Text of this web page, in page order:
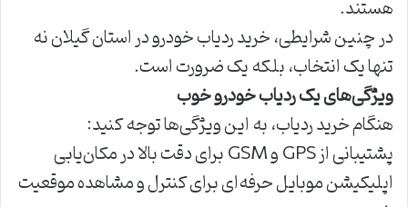
هستند.
در چنین شرایطی، خرید ردیاب خودرو در استان گیلان نه
تنها یک انتخاب، بلکه یک ضرورت است.
ویژگی‌های یک ردیاب خودرو خوب
هنگام خرید ردیاب، به این ویژگی‌ها توجه کنید:
پشتیبانی از GPS و GSM برای دقت بالا در مکان‌یابی
اپلیکیشن موبایل حرفه‌ای برای کنترل و مشاهده موقعیت